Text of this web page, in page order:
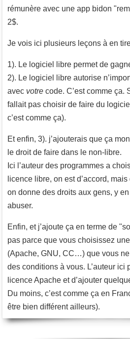
rémunère avec une app bidon
2$.
Je vois ici plusieurs leçons à en
1). Le logiciel libre permet de
2). Le logiciel libre autorise
avec votre code. C’est comme ça.
fallait pas choisir de faire du
c’est comme ça).
Et enfin, 3). j’ajouterais que ça
le droit de faire dans le non-libre.
Ici l’auteur des programmes a
licence libre, on est d’accord,
on donne des droits aux gens, y
abuser.
Enfin, et j’ajoute ça en terme de
pas parce que vous choisissez
(Apache, GNU, CC…) que vous
des conditions à vous. L’auteur ici
licence Apache et d’ajouter
Du moins, c’est comme ça en
être bien différent ailleurs).